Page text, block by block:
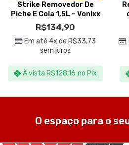
Strike Removedor De
Piche E Cola 1,5L – Vonixx
R$134,90
Em até 4x de R$33,73
sem juros
À vista R$128,16 no Pix
O espaço para o